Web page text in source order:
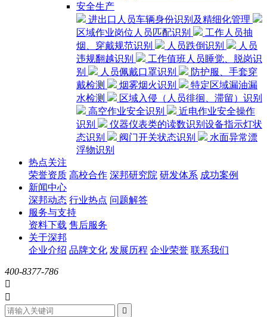
安全生产
进出口人员车辆身份识别及精细化管理
区域作业岗位人员匹配识别
工作人员抽
烟、穿戴规范识别
人员跌倒识别
人员
违规翻越识别
工作值班人员睡觉、脱岗识
别
人员佩戴口罩识别
防护服、手套穿
戴检测
烟雾烟火识别
特定区域漏油漏
水检测
区域入侵（人员徘徊、滞留）识别
高空作业安全识别
近电作业安全操作
识别
仪器仪表类的读数识别设备指示灯状
态识别
阀门开关状态识别
水面异常漂
浮物识别
热点关注
荣誉资质 高校合作 深邦研究院 研发体系 成功案例
新闻中心
深邦动态 行业热点 问题解答
服务与支持
资料下载 售后服务
关于深邦
企业介绍 品牌文化 发展历程 企业荣誉 联系我们
400-8377-786


